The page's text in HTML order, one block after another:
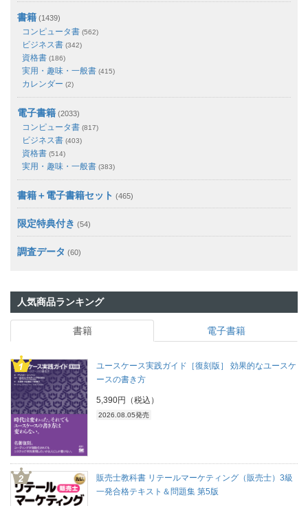
書籍 (1439)
コンピュータ書 (562)
ビジネス書 (342)
資格書 (186)
実用・趣味・一般書 (415)
カレンダー (2)
電子書籍 (2033)
コンピュータ書 (817)
ビジネス書 (403)
資格書 (514)
実用・趣味・一般書 (383)
書籍＋電子書籍セット (465)
限定特典付き (54)
調査データ (60)
人気商品ランキング
書籍 電子書籍
ユースケース実践ガイド［復刻版］ 効果的なユースケ
ースの書き方
5,390円（税込）
2026.08.05発売
販売士教科書 リテールマーケティング（販売士）3級
一発合格テキスト＆問題集 第5版